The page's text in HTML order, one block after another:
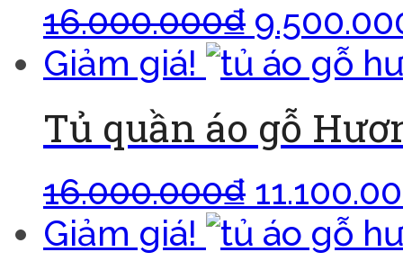
16.000.000₫
Giảm giá!
Tủ quần áo gỗ
16.000.000₫
Giảm giá!